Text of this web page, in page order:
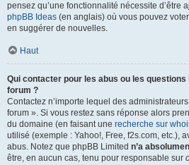
pensez qu’une fonctionnalité nécessite d’être
phpBB Ideas (en anglais) où vous pouvez
en suggérer de nouvelles.
Haut
Qui contacter pour les abus ou les
forum ?
Contactez n’importe lequel des
forum ». Si vous restez sans réponse alors
du domaine (en faisant une recherche sur
utilisé (exemple : Yahoo!, Free, f2s.com, etc.),
abus. Notez que phpBB Limited n’a
être, en aucun cas, tenu pour responsable sur